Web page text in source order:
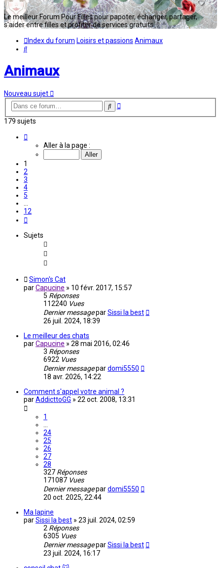
Le meilleur Forum Pour Filles pour papoter, échanger, partager,
s'aider entre filles et profiter de services gratuits...
Index du forum Loisirs et passions Animaux
Rechercher
Animaux
Nouveau sujet
Rechercher
Recherche
179 sujets
Aller à la page :
1
2
3
4
5
12
Sujets
Simon's Cat
parCapucine » 10 févr. 2017, 15:57
5 Réponses
112240 Vues
Dernier messageparSissi la best
26 juil. 2024, 18:39
Le meilleur des chats
parCapucine » 28 mai 2016, 02:46
3 Réponses
6922 Vues
Dernier messagepardomi5550
18 avr. 2026, 14:22
Comment s'appel votre animal ?
parAddicttoGG » 22 oct. 2008, 13:31
1
24
25
26
27
28
327 Réponses
171087 Vues
Dernier messagepardomi5550
20 oct. 2025, 22:44
Ma lapine
parSissi la best » 23 juil. 2024, 02:59
2 Réponses
6305 Vues
Dernier messageparSissi la best
23 juil. 2024, 16:17